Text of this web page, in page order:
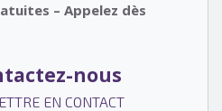
– Appelez dès
nous
EN CONTACT